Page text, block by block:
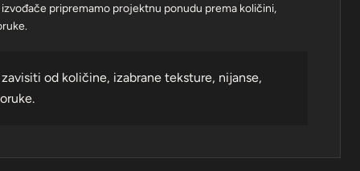
pripremamo projektnu ponudu prema količini,
od količine, izabrane teksture, nijanse,